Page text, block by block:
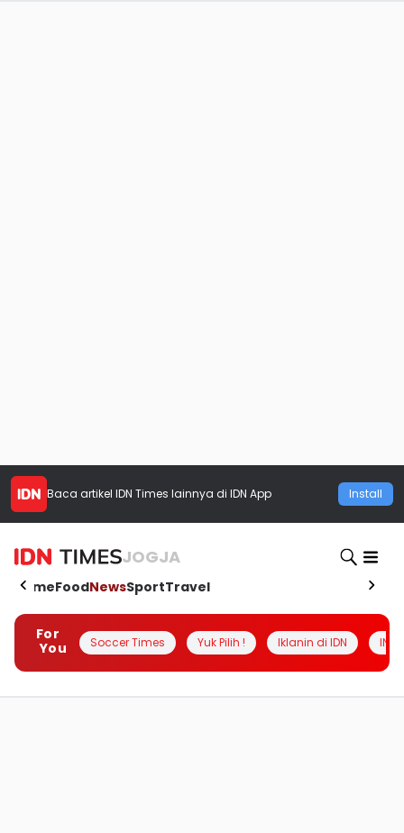
Baca artikel IDN Times lainnya di IDN App Install
JOGJA
HomeFoodNewsSportTravel
For
You
Soccer Times Yuk Pilih ! Iklanin di IDN